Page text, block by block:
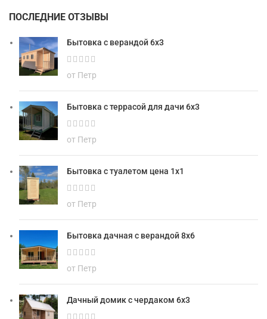
ПОСЛЕДНИЕ ОТЗЫВЫ
Бытовка с верандой 6х3
от Петр
Бытовка с террасой для дачи 6х3
от Петр
Бытовка с туалетом цена 1х1
от Петр
Бытовка дачная с верандой 8х6
от Петр
Дачный домик с чердаком 6х3